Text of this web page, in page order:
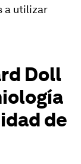
a utilizar
Doll
de